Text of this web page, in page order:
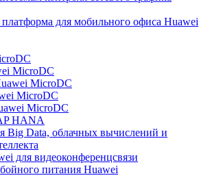
платформа для мобильного офиса Huawei
MicroDC
MicroDC
MicroDC
MicroDC
HANA
Big Data, облачных вычислений и
для видеоконференцсвязи
питания Huawei